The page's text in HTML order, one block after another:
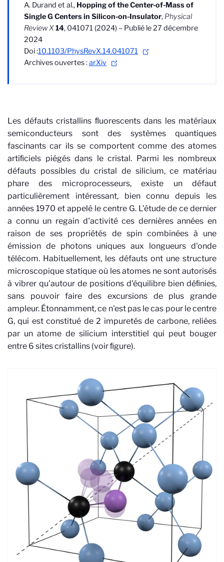
A. Durand et al., Hopping of the Center-of-Mass of
Single G Centers in Silicon-on-Insulator, Physical
Review X14, 041071 (2024) – Publié le 27 décembre
2024
Doi :10.1103/PhysRevX.14.041071
Archives ouvertes :arXiv
Les défauts cristallins ﬂuorescents dans les matériaux
semiconducteurs sont des systèmes quantiques
fascinants car ils se comportent comme des atomes
artiﬁciels piégés dans le cristal. Parmi les nombreux
défauts possibles du cristal de silicium, ce matériau
phare des microprocesseurs, existe un défaut
particulièrement intéressant, bien connu depuis les
années 1970 et appelé le centre G. L’étude de ce dernier
a connu un regain d'activité ces dernières années en
raison de ses propriétés de spin combinées à une
émission de photons uniques aux longueurs d'onde
télécom. Habituellement, les défauts ont une structure
microscopique statique où les atomes ne sont autorisés
à vibrer qu'autour de positions d'équilibre bien déﬁnies,
sans pouvoir faire des excursions de plus grande
ampleur. Étonnamment, ce n'est pas le cas pour le centre
G, qui est constitué de 2 impuretés de carbone, reliées
par un atome de silicium interstitiel qui peut bouger
entre 6 sites cristallins (voir ﬁgure).